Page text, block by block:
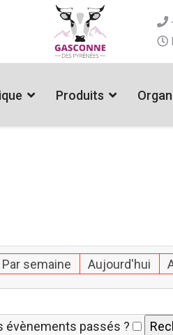
Produits
Par semaine Aujourd'hui
évènements passés ?